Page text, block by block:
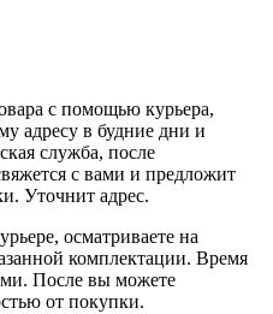
с помощью курьера,
адресу в будние дни и
служба, после
с вами и предложит
Уточнит адрес.
осматриваете на
комплектации. Время
После вы можете
от покупки.